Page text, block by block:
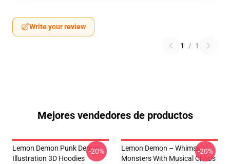
Write your review
1 / 1
Mejores vendedores de productos
Lemon Demon Punk Demon
Illustration 3D Hoodies
-20%
Lemon Demon – Whimsical
Monsters With Musical Chaos
-20%